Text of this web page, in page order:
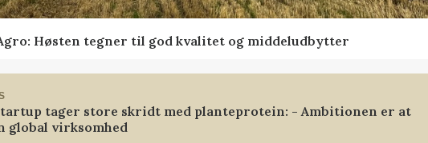
Høsten tegner til god kvalitet og middeludbytter
tager store skridt med planteprotein: - Ambitionen er at
global virksomhed